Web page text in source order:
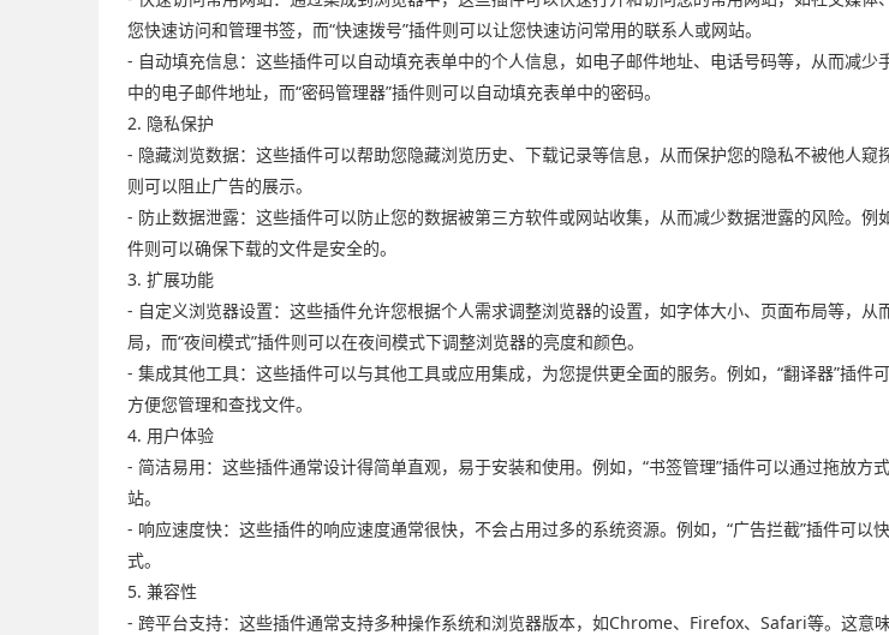
您快速访问和管理书签，而“快速拨号”插件则可以让您快速访问常用的联系人或网站。
- 自动填充信息：这些插件可以自动填充表单中的个人信息，如电子邮件地址、电话号码等，从而减
中的电子邮件地址，而“密码管理器”插件则可以自动填充表单中的密码。
2. 隐私保护
- 隐藏浏览数据：这些插件可以帮助您隐藏浏览历史、下载记录等信息，从而保护您的隐私不被他人窥
则可以阻止广告的展示。
- 防止数据泄露：这些插件可以防止您的数据被第三方软件或网站收集，从而减少数据泄露的风险。
件则可以确保下载的文件是安全的。
3. 扩展功能
- 自定义浏览器设置：这些插件允许您根据个人需求调整浏览器的设置，如字体大小、页面布局等，
局，而“夜间模式”插件则可以在夜间模式下调整浏览器的亮度和颜色。
- 集成其他工具：这些插件可以与其他工具或应用集成，为您提供更全面的服务。例如，“翻译器”插件
方便您管理和查找文件。
4. 用户体验
- 简洁易用：这些插件通常设计得简单直观，易于安装和使用。例如，“书签管理”插件可以通过拖放
站。
- 响应速度快：这些插件的响应速度通常很快，不会占用过多的系统资源。例如，“广告拦截”插件可
式。
5. 兼容性
- 跨平台支持：这些插件通常支持多种操作系统和浏览器版本，如Chrome、Firefox、Safari等。这意